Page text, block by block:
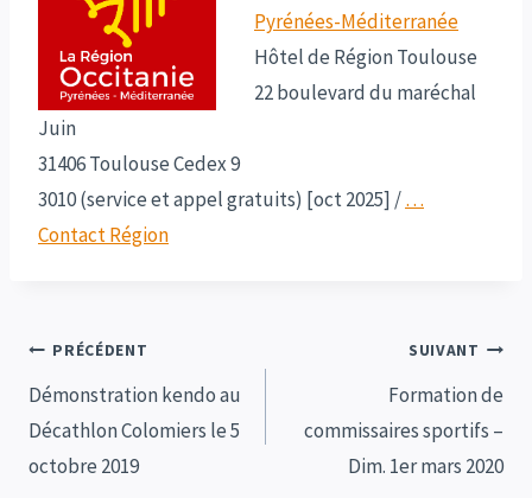
Pyrénées-Méditerranée
Hôtel de Région Toulouse
22 boulevard du maréchal
Juin
31406 Toulouse Cedex 9
3010 (service et appel gratuits) [oct 2025] /…
Contact Région
Navigation
de
l’article
PRÉCÉDENT
Démonstration kendo au
Décathlon Colomiers le 5
octobre 2019
SUIVANT
Formation de
commissaires sportifs –
Dim. 1er mars 2020